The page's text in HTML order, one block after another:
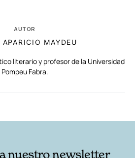
AUTOR
APARICIO MAYDEU
literario y profesor de la Universidad
Pompeu Fabra.
nuestro newsletter